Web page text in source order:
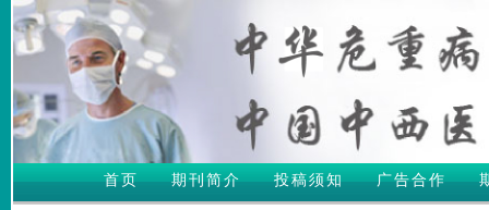
首页 期刊简介 投稿须知 广告合作